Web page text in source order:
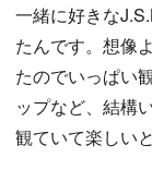
一緒に好きな
たんです。想像
たのでいっぱい
ップなど、結構
観ていて楽しい